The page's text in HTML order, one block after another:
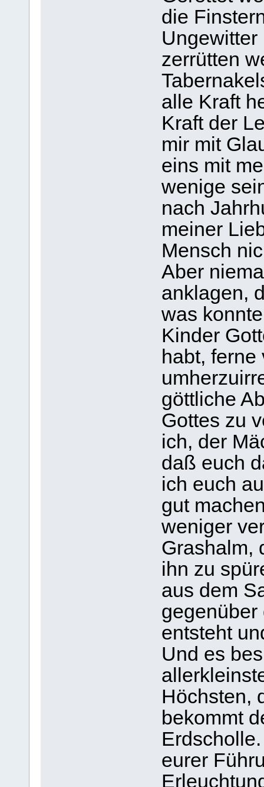
die
zerrütten
alle Kraft
Kraft der
mir mit
eins mit
wenige
nach
meiner
Mensch
Aber
anklagen,
was
Kinder
habt,
göttliche
Gottes zu
ich, der
daß euch
ich euch
gut
weniger
Grashalm,
ihn zu
aus dem
gegenüber
entsteht
Und es
Höchsten,
bekommt
eurer